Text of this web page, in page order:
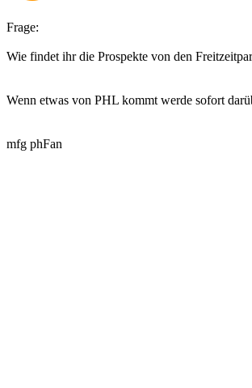
Frage:
Wie findet ihr die Prospekte von den
Wenn etwas von PHL kommt werde sofort
mfg phFan